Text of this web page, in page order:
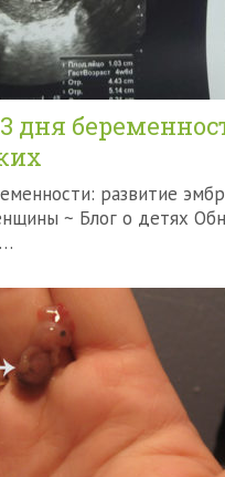
дня
развитие
~ Блог о детях